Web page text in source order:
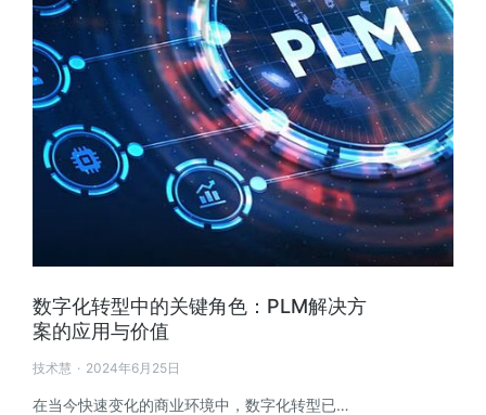
数字化转型中的关键角色：PLM解决方
案的应用与价值
技术慧 2024年6月25日
在当今快速变化的商业环境中，数字化转型已…